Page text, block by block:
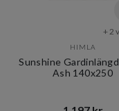
+ 2
HIMLA
Sunshine
Ash 140x250